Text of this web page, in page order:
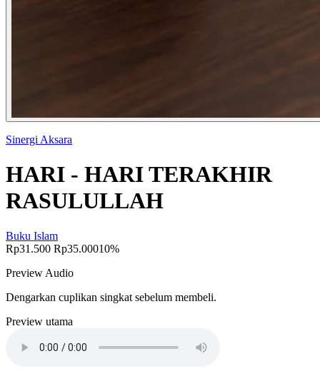
Sinergi Aksara
HARI - HARI TERAKHIR
RASULULLAH
Buku Islam
Rp31.500 Rp35.00010%
Preview Audio
Dengarkan cuplikan singkat sebelum membeli.
Preview utama